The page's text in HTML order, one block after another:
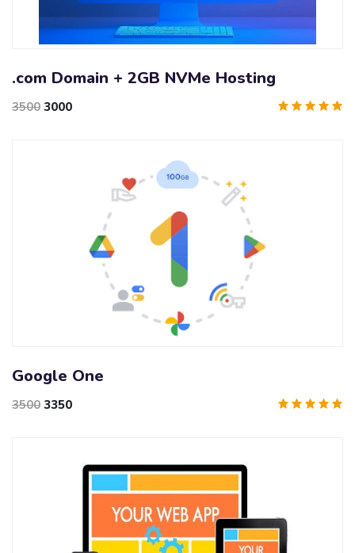
.com Domain + 2GB NVMe Hosting
3500 3000
Google One
3500 3350